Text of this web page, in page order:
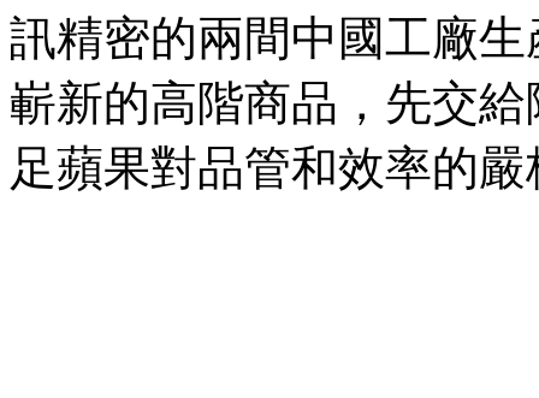
訊精密的兩間中國工廠
嶄新的高階商品，先交
足蘋果對品管和效率的